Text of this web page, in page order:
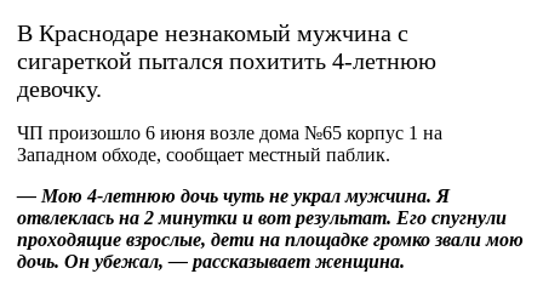
В Краснодаре незнакомый мужчина с
сигареткой пытался похитить 4-летнюю
девочку.
ЧП произошло 6 июня возле дома №65 корпус 1 на
Западном обходе, сообщает местный паблик.
— Мою 4-летнюю дочь чуть не украл мужчина. Я
отвлеклась на 2 минутки и вот результат. Его спугнули
проходящие взрослые, дети на площадке громко звали мою
дочь. Он убежал, — рассказывает женщина.